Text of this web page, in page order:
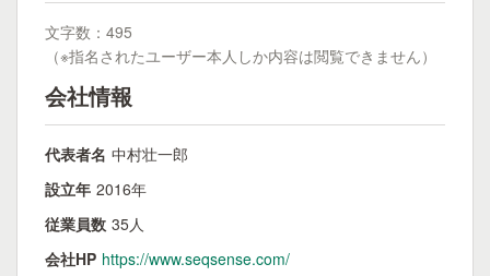
文字数：495
（※指名されたユーザー本人しか内容は閲覧できません）
会社情報
代表者名 中村壮一郎
設立年 2016年
従業員数 35人
会社HP https://www.seqsense.com/